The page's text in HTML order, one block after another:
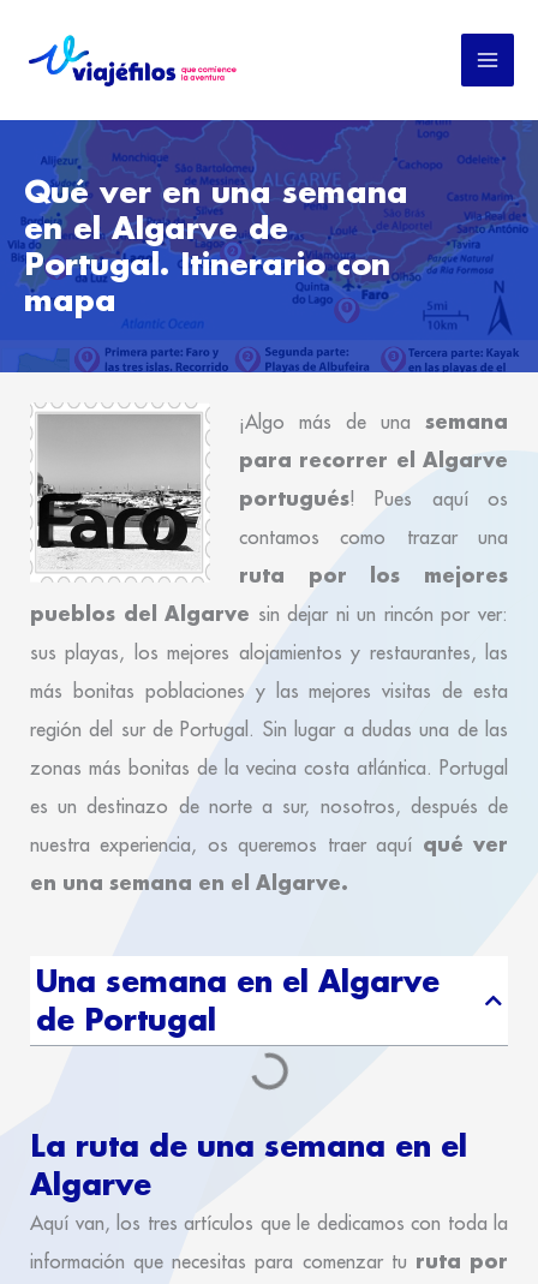
Qué ver en una semana
en el Algarve de
Portugal. Itinerario con
mapa
¡Algo más de una semana
para recorrer el Algarve
portugués! Pues aquí os
contamos como trazar una
ruta por los mejores
pueblos del Algarve sin dejar ni un rincón por ver:
sus playas, los mejores alojamientos y restaurantes, las
más bonitas poblaciones y las mejores visitas de esta
región del sur de Portugal. Sin lugar a dudas una de las
zonas más bonitas de la vecina costa atlántica. Portugal
es un destinazo de norte a sur, nosotros, después de
nuestra experiencia, os queremos traer aquí qué ver
en una semana en el Algarve.
Una semana en el Algarve
de Portugal
La ruta de una semana en el
Algarve
Aquí van, los tres artículos que le dedicamos con toda la
información que necesitas para comenzar tu ruta por